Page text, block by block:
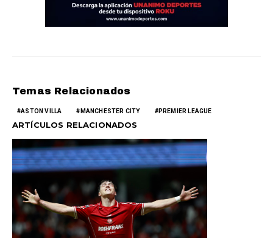
Temas Relacionados
ASTON VILLA MANCHESTER CITY PREMIER LEAGUE
ARTÍCULOS RELACIONADOS